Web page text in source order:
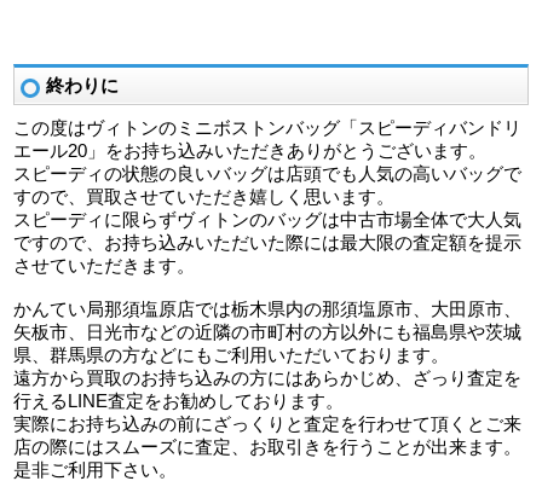
終わりに
この度はヴィトンのミニボストンバッグ「スピーディバンドリ
エール20」をお持ち込みいただきありがとうございます。
スピーディの状態の良いバッグは店頭でも人気の高いバッグで
すので、買取させていただき嬉しく思います。
スピーディに限らずヴィトンのバッグは中古市場全体で大人気
ですので、お持ち込みいただいた際には最大限の査定額を提示
させていただきます。
かんてい局那須塩原店では栃木県内の那須塩原市、大田原市、
矢板市、日光市などの近隣の市町村の方以外にも福島県や茨城
県、群馬県の方などにもご利用いただいております。
遠方から買取のお持ち込みの方にはあらかじめ、ざっり査定を
行えるLINE査定をお勧めしております。
実際にお持ち込みの前にざっくりと査定を行わせて頂くとご来
店の際にはスムーズに査定、お取引きを行うことが出来ます。
是非ご利用下さい。